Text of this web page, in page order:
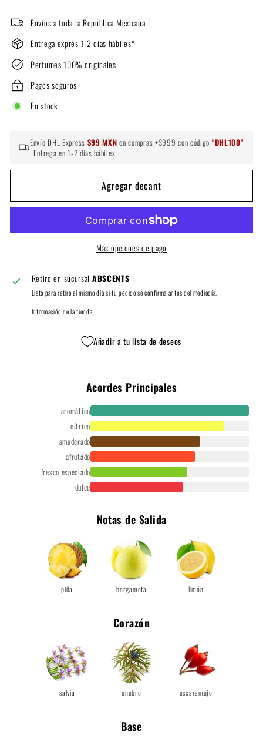
Envíos a toda la República Mexicana
Entrega exprés 1-2 días hábiles*
Perfumes 100% originales
Pagos seguros
En stock
Envío DHL Express $99 MXN en compras +$999 con código "DHL100"
· Entrega en 1-2 días hábiles
Agregar decant
Más opciones de pago
Retiro en sucursal ABSCENTS
Listo para retiro el mismo día si tu pedido se confirma antes del mediodía.
Información de la tienda
Añadir a tu lista de deseos
Acordes Principales
aromático
cítrico
amaderado
afrutado
fresco especiado
dulce
Notas de Salida
piña bergamota limón
Corazón
salvia enebro escaramujo
Base